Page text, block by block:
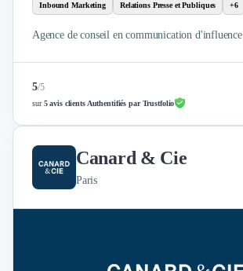
Inbound Marketing Relations Presse et Publiques +6
Agence de conseil en communication d'influence
5/5
sur5 avis clients Authentifiés par Trustfolio
Canard & Cie
Paris